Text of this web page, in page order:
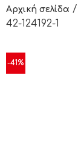
Αρχική σελίδα /
42-124192-1
-41%